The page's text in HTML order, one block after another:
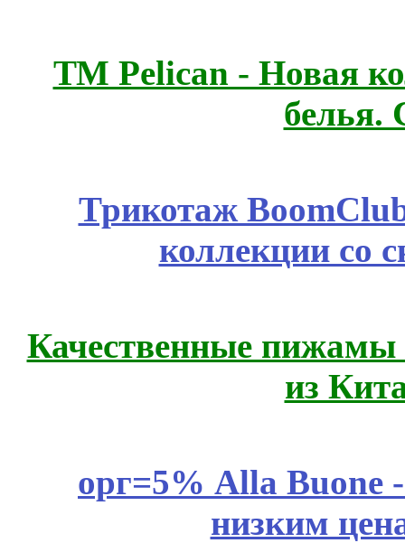
ТМ Pelican - Новая
белья.
Трикотаж
коллекции со
Качественные пижамы
из
орг=5% Alla Buone
низким